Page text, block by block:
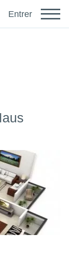
einem
wurde an
Entrer